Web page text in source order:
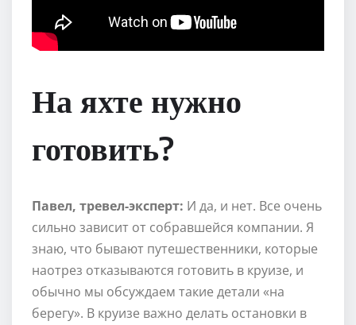
На яхте нужно
готовить?
Павел, тревел-эксперт: И да, и нет. Все очень
сильно зависит от собравшейся компании. Я
знаю, что бывают путешественники, которые
наотрез отказываются готовить в круизе, и
обычно мы обсуждаем такие детали «на
берегу». В круизе важно делать остановки в